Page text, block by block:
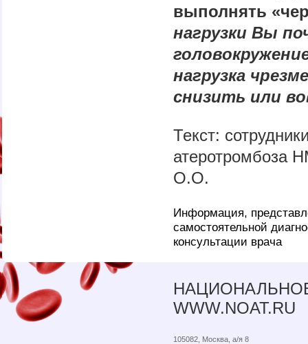
выполнять
нагрузки Вы
нагрузка
снизить или
Текст:
атеротромбоза
О.О.
Информация,
самостоятельной
консультации врача
WWW.NOAT.RU
105082, Москва, а/я 8